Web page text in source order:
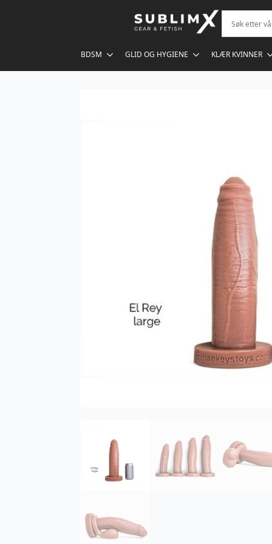
BDSM GLID OG HYGIENE KLÆR KVINNER